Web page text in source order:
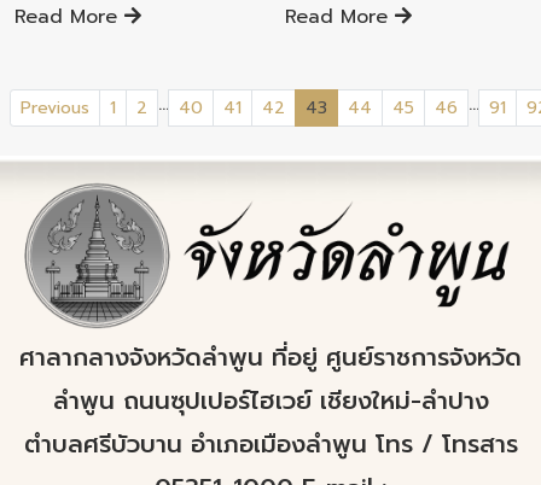
Read More Read More
Previous 1 2 ... 40 41 42 43 (current)
44 45 46 ... 91
ศาลากลางจังหวัดลำพูน ที่อยู่ ศูนย์ราชการจังหวัด
ลำพูน ถนนซุปเปอร์ไฮเวย์ เชียงใหม่-ลำปาง
ตำบลศรีบัวบาน อำเภอเมืองลำพูน โทร / โทรสาร